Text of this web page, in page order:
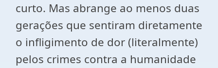
curto. Mas abrange ao menos duas
gerações que sentiram diretamente
o infligimento de dor (literalmente)
pelos crimes contra a humanidade